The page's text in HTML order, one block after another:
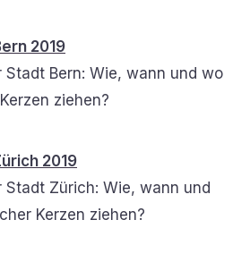
2019
Stadt Bern: Wie, wann und wo
ziehen?
2019
Stadt Zürich: Wie, wann und
Kerzen ziehen?